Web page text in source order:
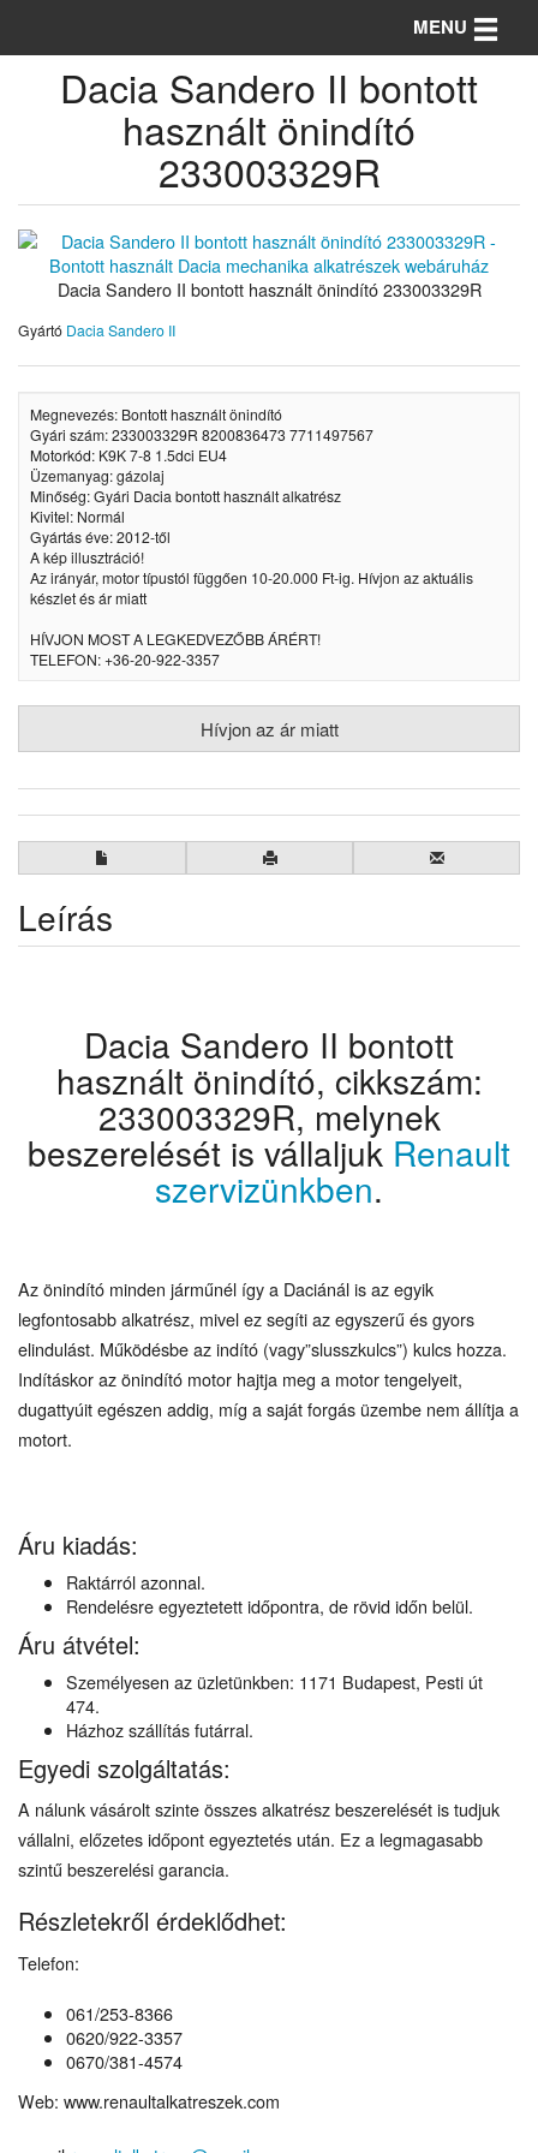
MENU Toggle
Dacia Sandero II bontott
használt önindító
233003329R
Dacia Sandero II bontott használt önindító 233003329R
Gyártó Dacia Sandero II
Megnevezés: Bontott használt önindító
Gyári szám: 233003329R 8200836473 7711497567
Motorkód: K9K 7-8 1.5dci EU4
Üzemanyag: gázolaj
Minőség: Gyári Dacia bontott használt alkatrész
Kivitel: Normál
Gyártás éve: 2012-től
A kép illusztráció!
Az irányár, motor típustól függően 10-20.000 Ft-ig. Hívjon az aktuális
készlet és ár miatt
HÍVJON MOST A LEGKEDVEZŐBB ÁRÉRT!
TELEFON: +36-20-922-3357
Hívjon az ár miatt
Leírás
Dacia Sandero II bontott
használt önindító, cikkszám:
233003329R, melynek
beszerelését is vállaljuk Renault
szervizünkben.
Az önindító minden járműnél így a Daciánál is az egyik
legfontosabb alkatrész, mivel ez segíti az egyszerű és gyors
elindulást. Működésbe az indító (vagy”slusszkulcs”) kulcs hozza.
Indításkor az önindító motor hajtja meg a motor tengelyeit,
dugattyúit egészen addig, míg a saját forgás üzembe nem állítja a
motort.
Áru kiadás:
Raktárról azonnal.
Rendelésre egyeztetett időpontra, de rövid időn belül.
Áru átvétel:
Személyesen az üzletünkben: 1171 Budapest, Pesti út
474.
Házhoz szállítás futárral.
Egyedi szolgáltatás:
A nálunk vásárolt szinte összes alkatrész beszerelését is tudjuk
vállalni, előzetes időpont egyeztetés után. Ez a legmagasabb
szintű beszerelési garancia.
Részletekről érdeklődhet:
Telefon:
061/253-8366
0620/922-3357
0670/381-4574
Web: www.renaultalkatreszek.com